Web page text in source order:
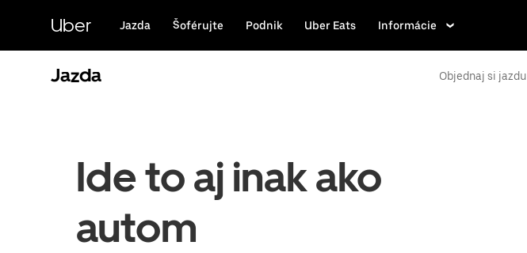
obsah
Uber Jazda Šoférujte Podnik Uber Eats Informácie
Jazda Objednaj si jazdu
Ide to aj inak ako
autom